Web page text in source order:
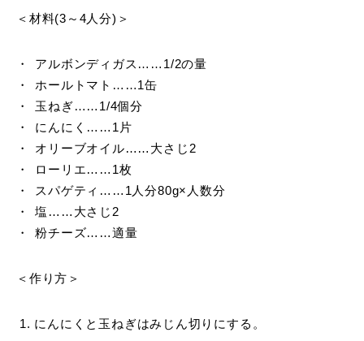
＜材料(3～4人分)＞
アルボンディガス……1/2の量
ホールトマト……1缶
玉ねぎ……1/4個分
にんにく……1片
オリーブオイル……大さじ2
ローリエ……1枚
スパゲティ……1人分80g×人数分
塩……大さじ2
粉チーズ……適量
＜作り方＞
にんにくと玉ねぎはみじん切りにする。